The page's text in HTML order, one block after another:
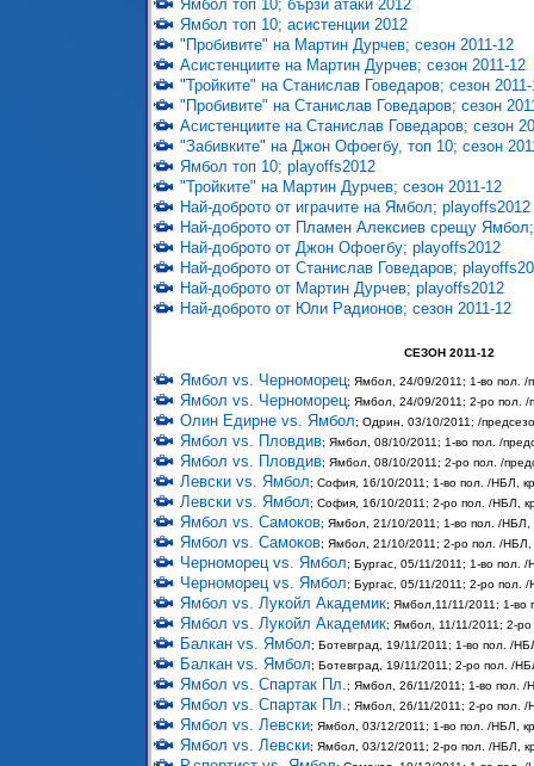
Ямбол топ 10; бързи атаки 2012
Ямбол топ 10; асистенции 2012
"Пробивите" на Мартин Дурчев; сезон 2011-12
Асистенциите на Мартин Дурчев; сезон 2011-12
"Тройките" на Станислав Говедаров; сезон
"Пробивите" на Станислав Говедаров; сезон
Асистенциите на Станислав Говедаров; сезон
"Забивките" на Джон Офоегбу, топ 10; сезон
Ямбол топ 10; playoffs2012
"Тройките" на Мартин Дурчев; сезон 2011-12
Най-доброто от играчите на Ямбол; playoffs2012
Най-доброто от Пламен Алексиев срещу Ямбол;
Най-доброто от Джон Офоегбу; playoffs2012
Най-доброто от Станислав Говедаров;
Най-доброто от Мартин Дурчев; playoffs2012
Най-доброто от Юли Радионов; сезон 2011-12
СЕЗОН 2011-12
Ямбол vs. Черноморец; Ямбол, 24/09/2011; 1-во пол. /
Ямбол vs. Черноморец; Ямбол, 24/09/2011; 2-ро пол. /
Олин Едирне vs. Ямбол; Одрин, 03/10/2011; /
Ямбол vs. Пловдив; Ямбол, 08/10/2011; 1-во пол. /
Ямбол vs. Пловдив; Ямбол, 08/10/2011; 2-ро пол. /
Левски vs. Ямбол; София, 16/10/2011; 1-во пол. /НБЛ,
Левски vs. Ямбол; София, 16/10/2011; 2-ро пол. /НБЛ,
Ямбол vs. Самоков; Ямбол, 21/10/2011; 1-во пол. /НБЛ,
Ямбол vs. Самоков; Ямбол, 21/10/2011; 2-ро пол. /НБЛ,
Черноморец vs. Ямбол; Бургас, 05/11/2011; 1-во пол. /
Черноморец vs. Ямбол; Бургас, 05/11/2011; 2-ро пол. /
Ямбол vs. Лукойл Академик; Ямбол,11/11/2011; 1-во
Ямбол vs. Лукойл Академик; Ямбол, 11/11/2011; 2-
Балкан vs. Ямбол; Ботевград, 19/11/2011; 1-во пол. /
Балкан vs. Ямбол; Ботевград, 19/11/2011; 2-ро пол. /
Ямбол vs. Спартак Пл.; Ямбол, 26/11/2011; 1-во пол. /
Ямбол vs. Спартак Пл.; Ямбол, 26/11/2011; 2-ро пол. /
Ямбол vs. Левски; Ямбол, 03/12/2011; 1-во пол. /НБЛ,
Ямбол vs. Левски; Ямбол, 03/12/2011; 2-ро пол. /НБЛ,